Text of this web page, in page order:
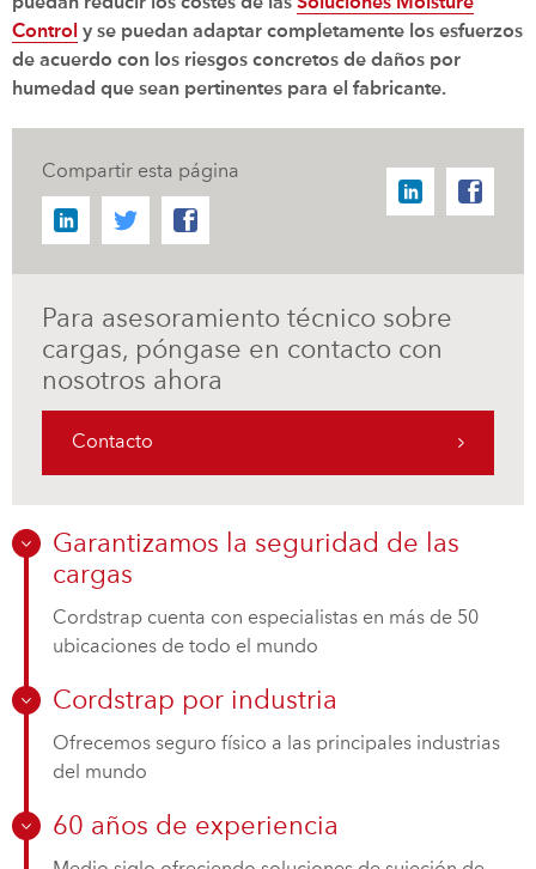
Control y se puedan adaptar completamente los esfuerzos
de acuerdo con los riesgos concretos de daños por
humedad que sean pertinentes para el fabricante.
Compartir esta página
Para asesoramiento técnico sobre
cargas, póngase en contacto con
nosotros ahora
Contacto
Garantizamos la seguridad de las
cargas
Cordstrap cuenta con especialistas en más de 50
ubicaciones de todo el mundo
Cordstrap por industria
Ofrecemos seguro físico a las principales industrias
del mundo
60 años de experiencia